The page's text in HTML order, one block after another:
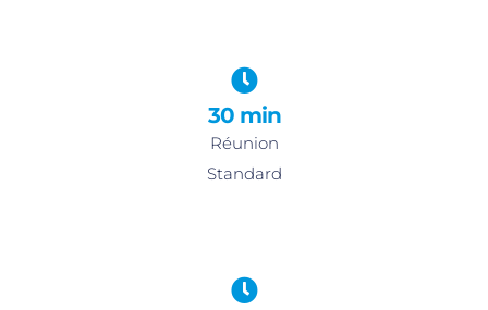
30 min
Réunion
Standard